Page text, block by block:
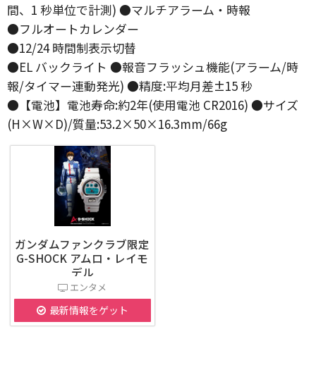
間、1 秒単位で計測) ●マルチアラーム・時報
●フルオートカレンダー
●12/24 時間制表示切替
●EL バックライト ●報音フラッシュ機能(アラーム/時
報/タイマー連動発光) ●精度:平均月差±15 秒
●【電池】電池寿命:約2年(使用電池 CR2016) ●サイズ
(H×W×D)/質量:53.2×50×16.3mm/66g
ガンダムファンクラブ限定
G-SHOCK アムロ・レイモ
デル
エンタメ
最新情報をゲット